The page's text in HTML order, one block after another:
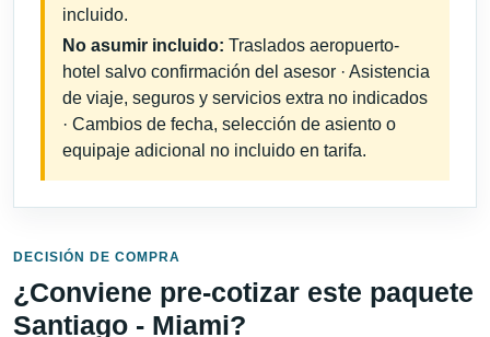
incluido.
No asumir incluido: Traslados aeropuerto-
hotel salvo confirmación del asesor · Asistencia
de viaje, seguros y servicios extra no indicados
· Cambios de fecha, selección de asiento o
equipaje adicional no incluido en tarifa.
DECISIÓN DE COMPRA
¿Conviene pre-cotizar este paquete
Santiago - Miami?